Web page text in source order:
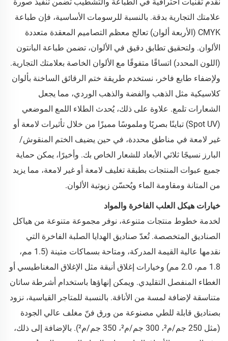
علامتك التجارية بدقة. بالنسبة للرسومات الأساسية، فإن طباعة
CMYK (الأربعة ألوان) تعالج معظم التصاميم المعقدة متعددة
الألوان. ولتحقيق تطابق دقيق في الألوان، تضمن طباعة البانتون
(اللون المحدد) اتساقًا متفوقًا مع الألوان الخاصة بعلامتك التجارية.
ولإضفاء طابع فاخر، نستخدم طريقة ختم الرقائق الساخنة بألوان
كلاسيكية مثل الذهب والفضة والذهب الوردي، مما يجعل
الشعارات تلمع. علاوة على ذلك، يُحدث الطلاء اللمع الموضعي
(Spot UV) تباينًا بصريًا وملموسًا مميزًا من خلال تأثيرات لامعة أو
غير لامعة في مناطق محددة، في حين يضيف الختم المنقوش/
البارز نسيجًا ثلاثي الأبعاد للشعار الخاص بك. وأخيرًا، يمكن حماية
جميع عبوات المنتجات بطبقة تغليف لامعة أو غير لامعة، مما يزيد
من المتانة ومقاومة الماء ويُحسّن زيوتية الألوان.
خيارات هيكل العلب الفاخرة والمواد
لخدمة خطوط منتجات متنوعة، نوفر مجموعة متنوعة من هياكل
الصناديق المتخصصة. تُعدّ صناديق الهدايا الصلبة الفاخرة التي
نقدمها عالية القيمة المدركة، ومتاحة بسماكات متينة (1.5 مم،
1.8 مم، 2.0 مم) وخيارات إغلاق أنيقة مثل الإغلاق المغناطيسي أو
الغطاء المنفصل التقليدي. ويمكن إنهاؤها باستخدام أشرطة ساتان
متناسقة لإضافة لمسة من الأناقة. بالنسبة للمتاجر القياسية، نزود
بصناديق قابلة للطي مصنوعة من ورق فنّ مغلف عالي الجودة
(مثل 250 جم/م²، 300 جم/م²، 350 جم/م²). بالإضافة إلى ذلك،